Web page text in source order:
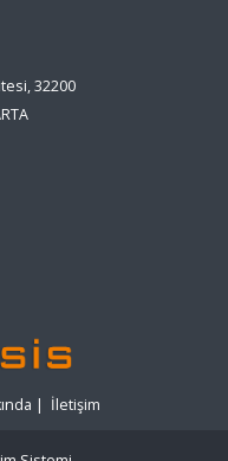
32200
| İletişim